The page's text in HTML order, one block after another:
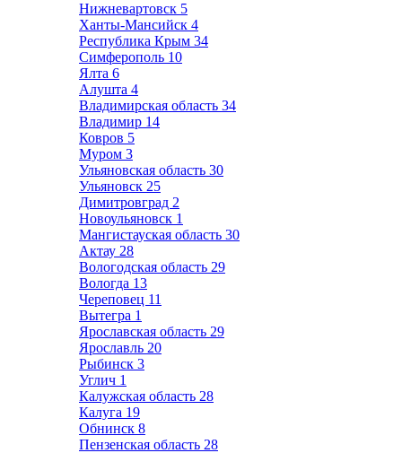
Нижневартовск 5
Ханты-Мансийск 4
Республика Крым 34
Симферополь 10
Ялта 6
Алушта 4
Владимирская область 34
Владимир 14
Ковров 5
Муром 3
Ульяновская область 30
Ульяновск 25
Димитровград 2
Новоульяновск 1
Мангистауская область 30
Актау 28
Вологодская область 29
Вологда 13
Череповец 11
Вытегра 1
Ярославская область 29
Ярославль 20
Рыбинск 3
Углич 1
Калужская область 28
Калуга 19
Обнинск 8
Пензенская область 28